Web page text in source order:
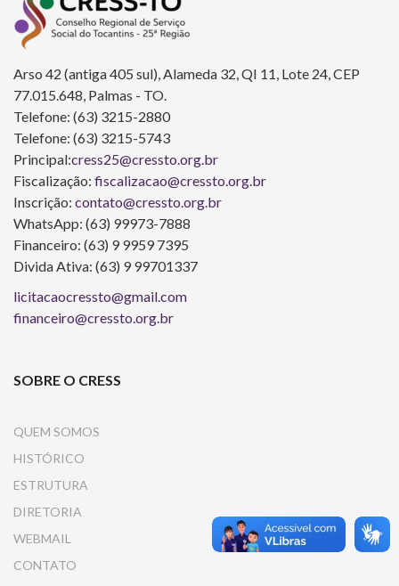
Arso 42 (antiga 405 sul), Alameda 32, QI 11, Lote 24, CEP
77.015.648, Palmas - TO.
Telefone: (63) 3215-2880
Telefone: (63) 3215-5743
Principal:cress25@cressto.org.br
Fiscalização: fiscalizacao@cressto.org.br
Inscrição: contato@cressto.org.br
WhatsApp: (63) 99973-7888
Financeiro: (63) 9 9959 7395
Divida Ativa: (63) 9 99701337
licitacaocressto@gmail.com
financeiro@cressto.org.br
SOBRE O CRESS
QUEM SOMOS
HISTÓRICO
ESTRUTURA
DIRETORIA
WEBMAIL
CONTATO